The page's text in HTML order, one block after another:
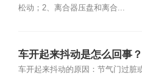
松动；2、离合器压盘和离合...
车开起来抖动是怎么回事？
车开起来抖动的原因：节气门过脏